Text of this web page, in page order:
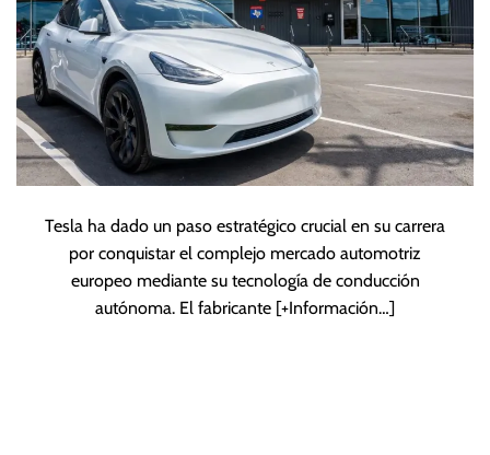
Tesla ha dado un paso estratégico crucial en su carrera
por conquistar el complejo mercado automotriz
europeo mediante su tecnología de conducción
autónoma. El fabricante [+Información…]